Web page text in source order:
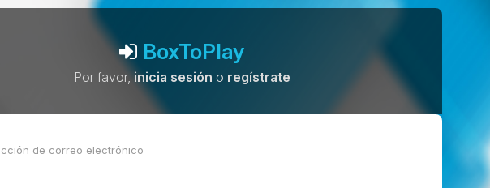
BoxToPlay
Por favor,inicia sesión o regístrate